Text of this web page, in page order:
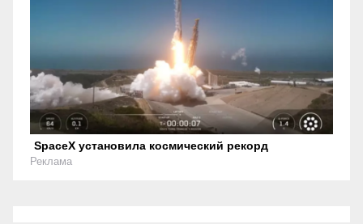
SpaceX установила космический рекорд
Реклама